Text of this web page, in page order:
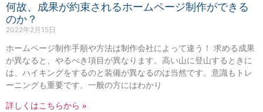
何故、成果が約束されるホームページ制作ができる
のか？
2022年2月15日
ホームページ制作手順や方法は制作会社によって違う！ 求める成果
が異なると、やるべき項目が異なります。高い山に登山するときに
は、ハイキングをするのと装備が異なるのは当然です。意識もトレ
ーニングも重要です。一般の方にはわかり
詳しくはこちらから »